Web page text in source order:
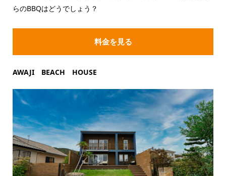
らのBBQはどうでしょう？
料金を見る
AWAJI BEACH HOUSE